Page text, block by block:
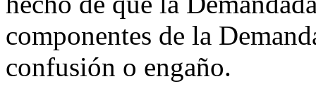
componentes de la
confusión o engaño.